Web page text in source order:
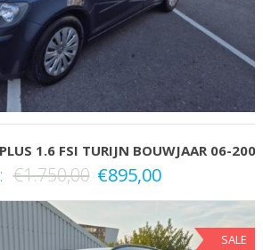
1.6 FSI TURIJN BOUWJAAR 06-2006
€1.750,00 €895,00
SALE